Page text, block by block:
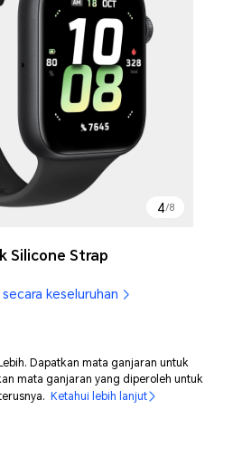
4/8
Silicone Strap
secara keseluruhan
Dapatkan mata ganjaran untuk
mata ganjaran yang diperoleh untuk
Ketahui lebih lanjut